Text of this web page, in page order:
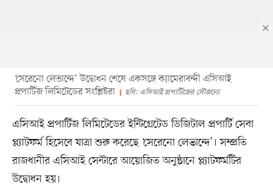
‘সেরেনো লেভান্দে’ উদ্বোধন শেষে একসঙ্গে ক্যামেরাবন্দী এসিআই
প্রপার্টিজ লিমিটেডের সংশ্লিষ্টরা
ছবি: এসিআই প্রপার্টিজের সৌজন্যে
এসিআই প্রপার্টিজ লিমিটেডের ইন্টিগ্রেটেড ডিজিটাল প্রপার্টি সেবা
প্ল্যাটফর্ম হিসেবে যাত্রা শুরু করেছে ‘সেরেনো লেভান্দে’। সম্প্রতি
রাজধানীর এসিআই সেন্টারে আয়োজিত অনুষ্ঠানে প্ল্যাটফর্মটির
উদ্বোধন হয়।